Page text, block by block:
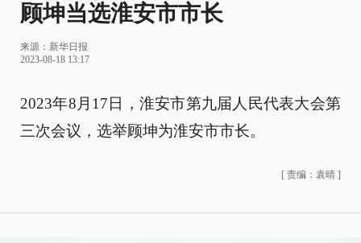
顾坤当选淮安市市长
来源： 新华日报
2023-08-18 13:17
2023年8月17日，淮安市第九届人民代表大会第
三次会议，选举顾坤为淮安市市长。
[ 责编：袁晴 ]